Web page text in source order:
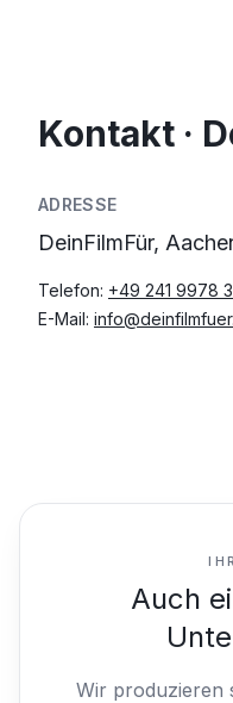
Kontakt ·
ADRESSE
DeinFilmFür,
Telefon: +49 241 9978
E-Mail:
Auch
Wir produzieren